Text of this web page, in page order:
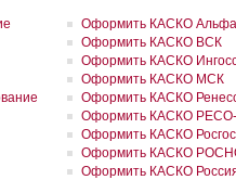
сельхозпроизводителей
застраховал самолеты
долларов
принял более 200
июльским ураганом
застраховал дом на
автотранспорт МВД
Оформить КАСКО
Оформить КАСКО ВСК
Оформить КАСКО
Оформить КАСКО МСК
Оформить КАСКО
Оформить КАСКО РЕСО-
Оформить КАСКО
Оформить КАСКО
Оформить КАСКО